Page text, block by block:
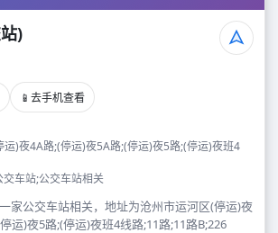
)
📱 去手机查看
运)夜4A路;(停运)夜5A路;(停运)夜5路;(停运)夜班4
车站;公交车站相关
家公交车站相关，地址为沧州市运河区(停运)夜
运)夜5路;(停运)夜班4线路;11路;11路B;226